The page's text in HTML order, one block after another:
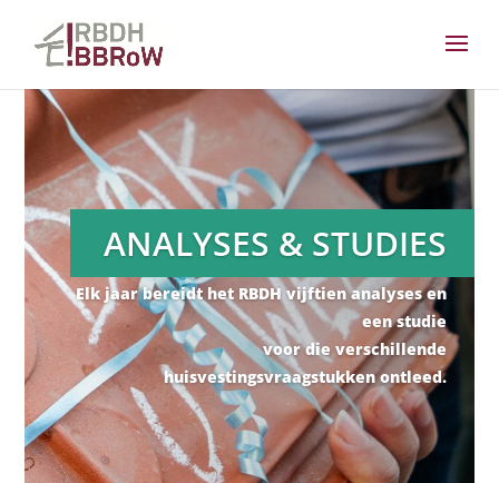
ANALYSES & STUDIES
Elk jaar bereidt het RBDH vijftien analyses en
een studie
voor die verschillende
huisvestingsvraagstukken ontleed.